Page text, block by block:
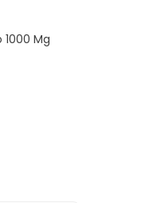
1000 Mg